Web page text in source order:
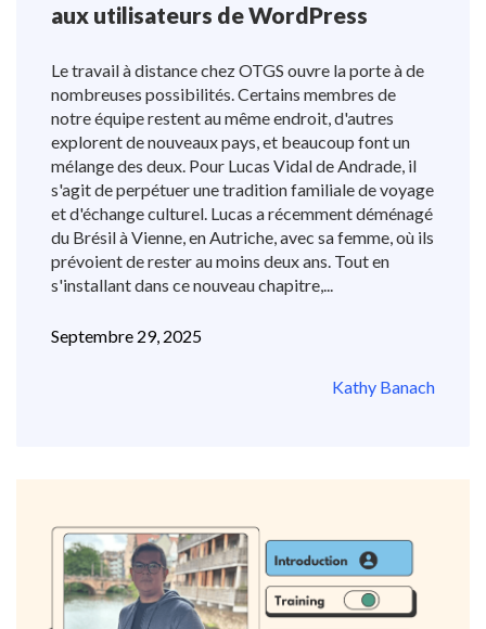
aux utilisateurs de WordPress
Le travail à distance chez OTGS ouvre la porte à de
nombreuses possibilités. Certains membres de
notre équipe restent au même endroit, d'autres
explorent de nouveaux pays, et beaucoup font un
mélange des deux. Pour Lucas Vidal de Andrade, il
s'agit de perpétuer une tradition familiale de voyage
et d'échange culturel. Lucas a récemment déménagé
du Brésil à Vienne, en Autriche, avec sa femme, où ils
prévoient de rester au moins deux ans. Tout en
s'installant dans ce nouveau chapitre,...
Septembre 29, 2025
Kathy Banach